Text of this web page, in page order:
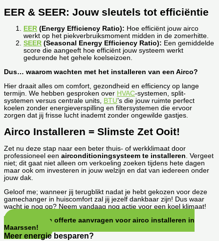
EER & SEER: Jouw sleutels tot efficiëntie
EER (Energy Efficiency Ratio): Hoe efficiënt jouw airco
werkt op het piekverbruiksmoment midden in de zomerhitte.
SEER (Seasonal Energy Efficiency Ratio): Een gemiddelde
score die aangeeft hoe efficiënt jouw systeem werkt
gedurende het gehele koelseizoen.
Dus… waarom wachten met het installeren van een Airco?
Hier draait alles om comfort, gezondheid en efficiency op lange
termijn. We hebben gesproken over HVAC-systemen, split-
systemen versus centrale units,
BTU’s die jouw ruimte perfect
koelen zonder energieverspilling en filtersystemen die ervoor
zorgen dat jij frisse lucht inademt zonder ongewilde gastjes.
Airco Installeren = Slimste Zet Ooit!
Zet nu deze stap naar een beter thuis- of werkklimaat door
professioneel een airconditioningsysteem te installeren. Vergeet
niet; dit gaat niet alleen om verkoeling zoeken tijdens hete dagen
maar ook om investeren in jouw welzijn en dat van iedereen onder
jouw dak.
Geloof me; wanneer jij terugblikt nadat je hebt gekozen voor deze
gamechanger in huiscomfort zal jij jezelf dankbaar zijn! Dus waar
wacht je nog op? Neem vandaag nog actie voor een koel klimaat!
Direct een offerte aanvragen voor airco installeren in
Maarssen!
Meer energie besparen?